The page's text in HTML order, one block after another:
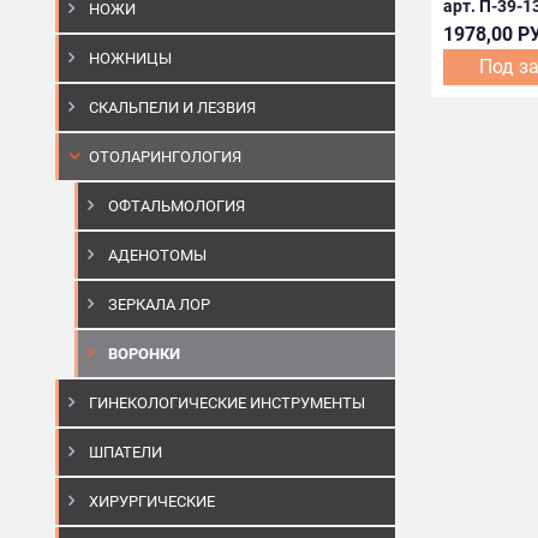
НОЖИ
НОЖНИЦЫ
СКАЛЬПЕЛИ И ЛЕЗВИЯ
ОТОЛАРИНГОЛОГИЯ
ОФТАЛЬМОЛОГИЯ
АДЕНОТОМЫ
ЗЕРКАЛА ЛОР
ВОРОНКИ
ГИНЕКОЛОГИЧЕСКИЕ ИНСТРУМЕНТЫ
ШПАТЕЛИ
ХИРУРГИЧЕСКИЕ
арт. П-39-
1978,00
Под